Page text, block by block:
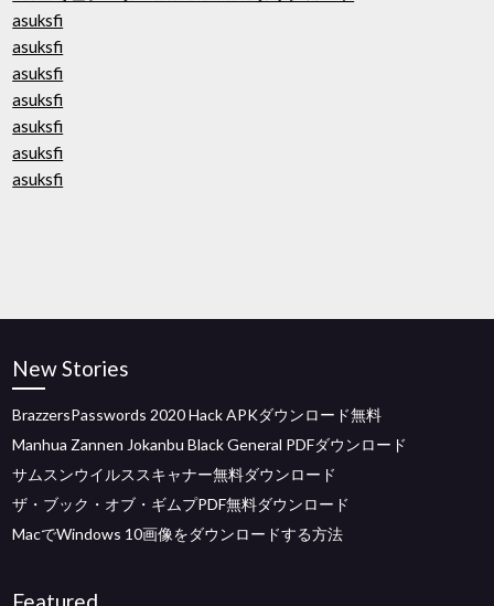
asuksfi
asuksfi
asuksfi
asuksfi
asuksfi
asuksfi
asuksfi
New Stories
BrazzersPasswords 2020 Hack APKダウンロード無料
Manhua Zannen Jokanbu Black General PDFダウンロード
サムスンウイルススキャナー無料ダウンロード
ザ・ブック・オブ・ギムプPDF無料ダウンロード
MacでWindows 10画像をダウンロードする方法